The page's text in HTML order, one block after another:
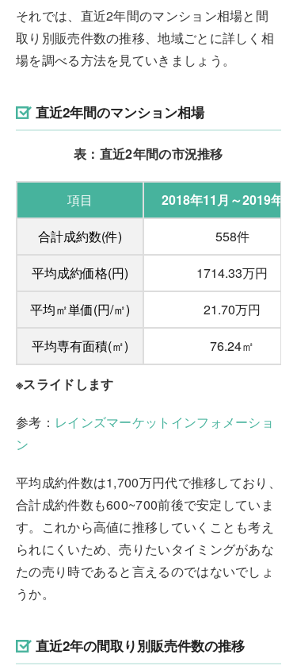
それでは、直近2年間のマンション相場と間
取り別販売件数の推移、地域ごとに詳しく相
場を調べる方法を見ていきましょう。
直近2年間のマンション相場
表：直近2年間の市況推移
項目
2018年11月～2019年1月
合計成約数(件)
558件
平均成約価格(円)
1714.33万円
平均㎡単価(円/㎡)
21.70万円
平均専有面積(㎡)
76.24㎡
※スライドします
参考： レインズマーケットインフォメーショ
ン
平均成約件数は1,700万円代で推移しており、
合計成約件数も600~700前後で安定していま
す。これから高値に推移していくことも考え
られにくいため、売りたいタイミングがあな
たの売り時であると言えるのではないでしょ
うか。
直近2年の間取り別販売件数の推移